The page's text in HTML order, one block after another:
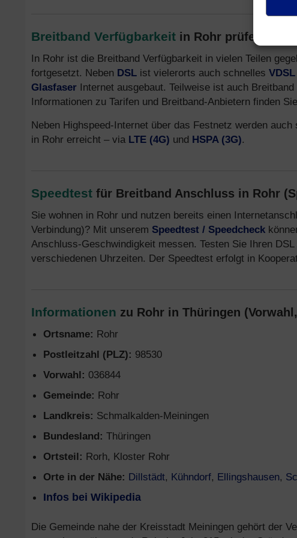
Breitband Verfügbarkeit in Rohr prüfen
In Rohr ist die Breitband Verfügbarkeit in vielen Teilen
fortgesetzt. Neben DSL ist vielerorts auch schnelles VDSL
Glasfaser Internet ausgebaut. Teilweise ist auch
Informationen zu Tarifen und Breitband-Anbietern finden
Neben Highspeed-Internet über das Festnetz werden
in Rohr erreicht – via LTE (4G) und HSPA (3G).
Speedtest für Breitband Anschluss in Rohr
Sie wohnen in Rohr und nutzen bereits einen
Verbindung)? Mit unserem Speedtest / Speedcheck
Anschluss-Geschwindigkeit messen. Testen Sie Ihren
verschiedenen Uhrzeiten. Der Speedtest erfolgt in
Informationen zu Rohr in Thüringen
Ortsname: Rohr
Postleitzahl (PLZ): 98530
Vorwahl: 036844
Gemeinde: Rohr
Landkreis: Schmalkalden-Meiningen
Bundesland: Thüringen
Ortsteil: Rorh, Kloster Rohr
Orte in der Nähe: Dillstädt, Kühndorf, Ellingshausen,
Infos bei Wikipedia
Die Gemeinde nahe der Kreisstadt Meiningen gehört der